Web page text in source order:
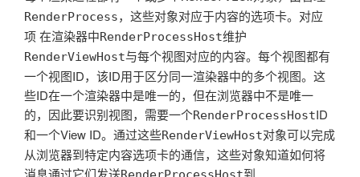
RenderProcess，这些对象对应于内容的选项卡。对应
项 在渲染器中RenderProcessHost维护
RenderViewHost与每个视图对应的内容。每个视图都有
一个视图ID，该ID用于区分同一渲染器中的多个视图。这
些ID在一个渲染器中是唯一的，但在浏览器中不是唯一
的，因此要识别视图，需要一个RenderProcessHostID
和一个View ID。通过这些RenderViewHost对象可以完成
从浏览器到特定内容选项卡的通信，这些对象知道如何将
消息通过它们发送
到